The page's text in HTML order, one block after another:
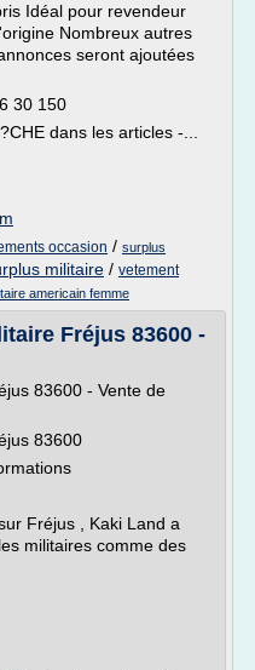
Idéal pour revendeur
Nombreux autres
seront ajoutées
30 150
dans les articles -...
occasion / surplus
militaire / vetement
americain femme
Fréjus 83600 -
83600 - Vente de
83600
Fréjus , Kaki Land a
militaires comme des